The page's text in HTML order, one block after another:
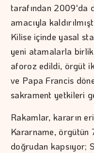
tarafından 2009'da
amacıyla
Kilise içinde yasal
yeni atamalarla
aforoz edildi, örgüt
ve Papa Francis
sakrament yetkileri
Rakamlar, kararın
Kararname, örgütün
doğrudan kapsıyor;